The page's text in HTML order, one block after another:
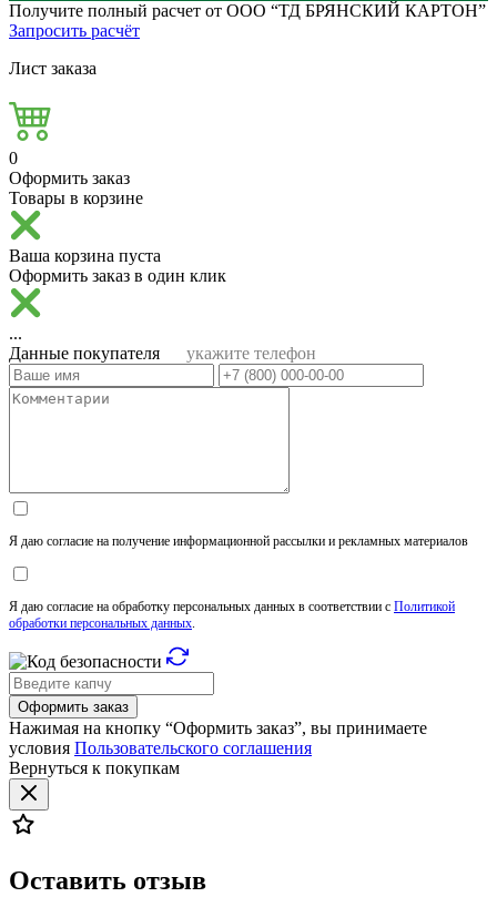
Получите полный расчет от ООО “ТД БРЯНСКИЙ КАРТОН”
Запросить расчёт
Лист заказа
0
Оформить заказ
Товары в корзине
Ваша корзина пуста
Оформить заказ в один клик
...
Данные покупателя
укажите телефон
Я даю согласие на получение информационной рассылки и рекламных материалов
Я даю согласие на обработку персональных данных в соответствии с Политикой
обработки персональных данных.
Оформить заказ
Нажимая на кнопку “Оформить заказ”, вы принимаете
условия Пользовательского соглашения
Вернуться к покупкам
Оставить отзыв